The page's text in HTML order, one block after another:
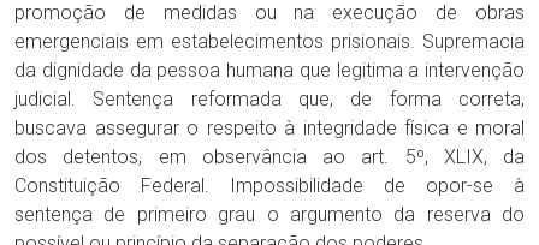
promoção de medidas ou na execução de obras
emergenciais em estabelecimentos prisionais. Supremacia
da dignidade da pessoa humana que legitima a intervenção
judicial. Sentença reformada que, de forma correta,
buscava assegurar o respeito à integridade física e moral
dos detentos, em observância ao art. 5º, XLIX, da
Constituição Federal. Impossibilidade de opor-se à
sentença de primeiro grau o argumento da reserva do